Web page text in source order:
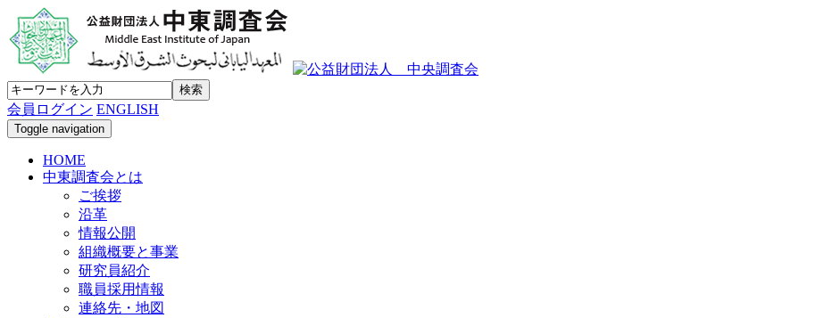
会員ログイン ENGLISH
Toggle navigation
HOME
中東調査会とは
ご挨拶
沿革
情報公開
組織概要と事業
研究員紹介
職員採用情報
連絡先・地図